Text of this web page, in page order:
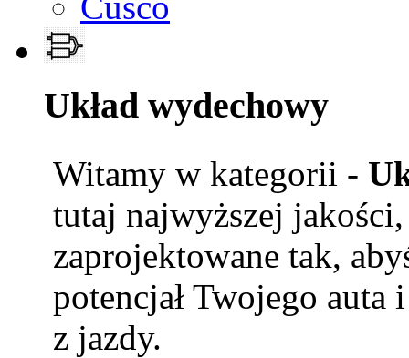
Układ wydechowy
Witamy w kategorii -
tutaj najwyższej
zaprojektowane tak,
potencjał Twojego auta
z jazdy.